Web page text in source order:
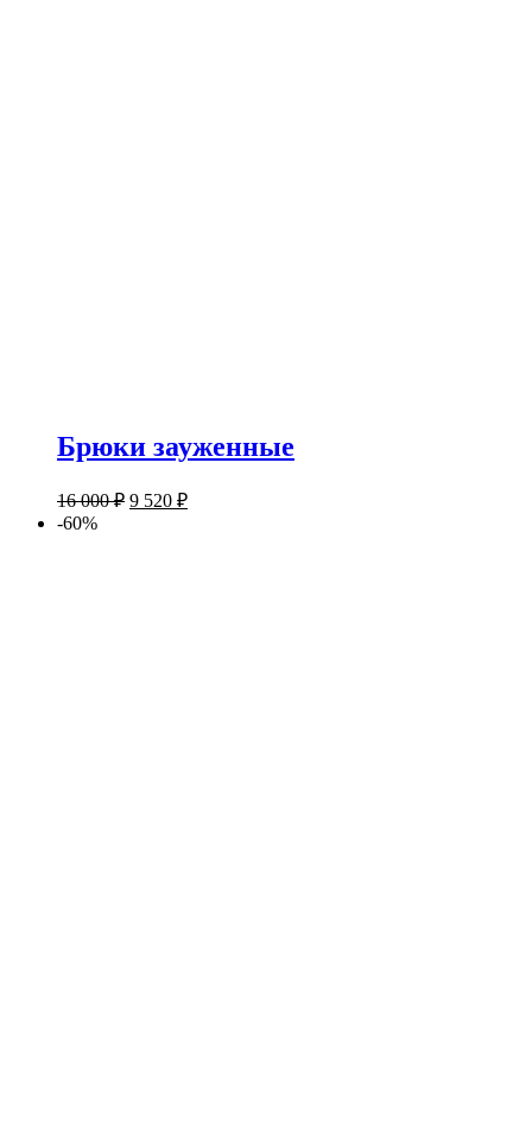
Брюки зауженные
16 000₽ 9 520 ₽
-60%